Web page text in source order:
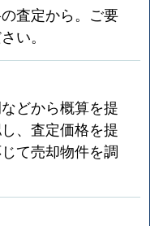
査定から。ご要
い。
どから概算を提
、査定価格を提
て売却物件を調